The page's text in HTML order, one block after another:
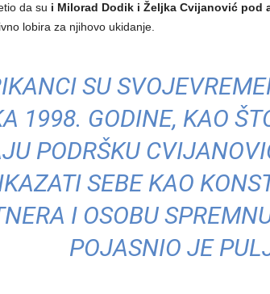
da su i Milorad Dodik i Željka Cvijanović pod
lobira za njihovo ukidanje.
SU
1998. GODINE, KAO
PODRŠKU
SEBE KAO
I OSOBU
POJASNIO JE